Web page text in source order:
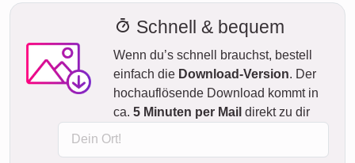
Schnell & bequem
Wenn du’s schnell brauchst, bestell
einfach die Download-Version. Der
hochauflösende Download kommt in
ca. 5 Minuten per Mail direkt zu dir